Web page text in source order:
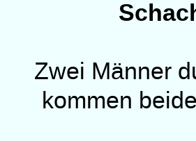
Zwei Männer
kommen